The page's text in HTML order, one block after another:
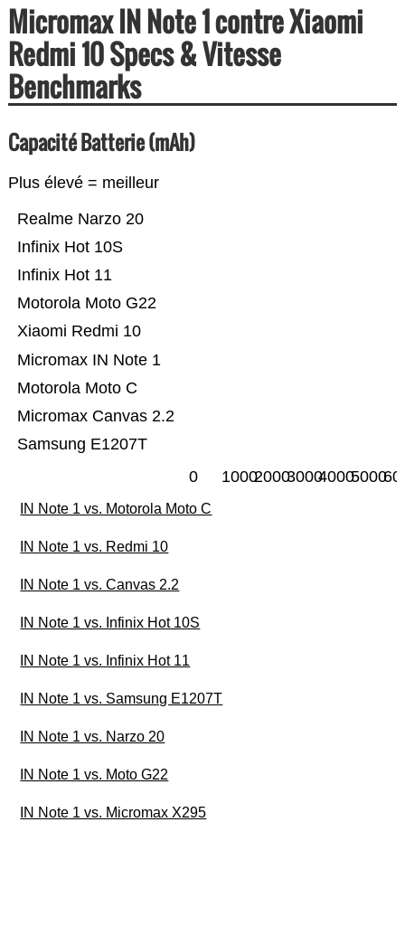
Micromax IN Note 1 contre Xiaomi
Redmi 10 Specs & Vitesse
Benchmarks
Capacité Batterie (mAh)
Plus élevé = meilleur
Samsung E1207T
Micromax Canvas 2.2
Motorola Moto C
Micromax IN Note 1
Xiaomi Redmi 10
Motorola Moto G22
Infinix Hot 11
Infinix Hot 10S
Realme Narzo 20
0 10002000300040005000
IN Note 1 vs. Motorola Moto C
IN Note 1 vs. Redmi 10
IN Note 1 vs. Canvas 2.2
IN Note 1 vs. Infinix Hot 10S
IN Note 1 vs. Infinix Hot 11
IN Note 1 vs. Samsung E1207T
IN Note 1 vs. Narzo 20
IN Note 1 vs. Moto G22
IN Note 1 vs. Micromax X295